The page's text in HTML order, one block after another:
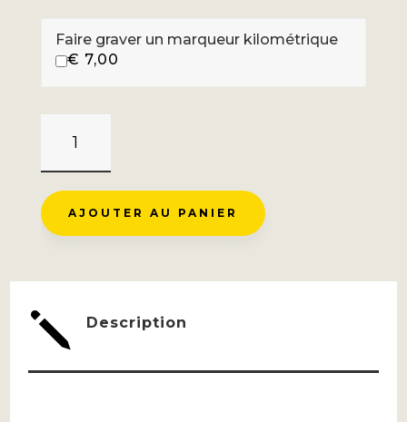
Faire graver un marqueur kilométrique
€ 7,00
MT
VENTOUX
-
AJOUTER AU PANIER
j Description